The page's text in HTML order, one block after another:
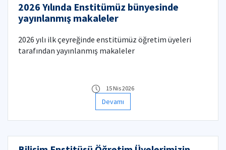
2026 Yılında Enstitümüz bünyesinde
yayınlanmış makaleler
2026 yılı ilk çeyreğinde enstitümüz öğretim üyeleri
tarafından yayınlanmış makaleler
15 Nis 2026
Devamı